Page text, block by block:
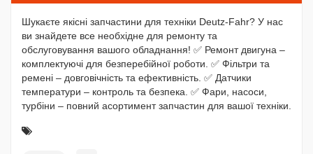
Шукаєте якісні запчастини для техніки Deutz-Fahr? У нас
ви знайдете все необхідне для ремонту та
обслуговування вашого обладнання! ✅ Ремонт двигуна –
комплектуючі для безперебійної роботи. ✅ Фільтри та
ремені – довговічність та ефективність. ✅ Датчики
температури – контроль та безпека. ✅ Фари, насоси,
турбіни – повний асортимент запчастин для вашої техніки.